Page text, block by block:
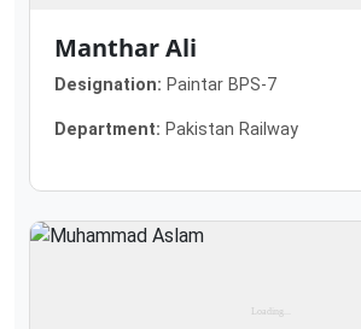
Manthar Ali
Designation: Paintar BPS-7
Department: Pakistan Railway